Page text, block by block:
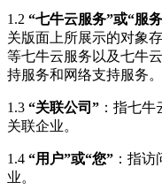
1.2 “七牛云服务”或“服务
关版面上所展示的对象
等七牛云服务以及七牛
持服务和网络支持服务。
1.3 “关联公司” ：指七
关联企业。
1.4 “用户”或“您” ：指
业。